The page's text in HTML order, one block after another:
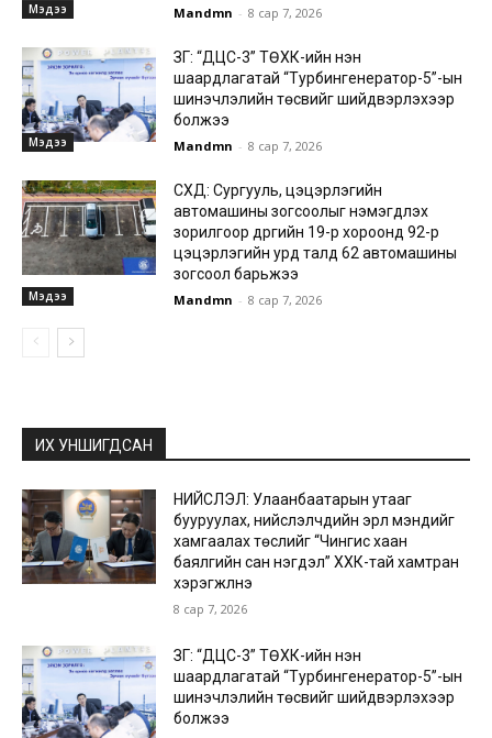
Мэдээ Mandmn - 8 сар 7, 2026
Мэдээ
ЗГ: “ДЦС-3” ТӨХК-ийн нэн
шаардлагатай “Турбингенератор-5”-ын
шинэчлэлийн төсвийг шийдвэрлэхээр
болжээ
Mandmn - 8 сар 7, 2026
Мэдээ
СХД: Сургууль, цэцэрлэгийн
автомашины зогсоолыг нэмэгдүүлэх
зорилгоор дүүргийн 19-р хороонд 92-р
цэцэрлэгийн урд талд 62 автомашины
зогсоол барьжээ
Mandmn - 8 сар 7, 2026
ИХ УНШИГДСАН
НИЙСЛЭЛ: Улаанбаатарын утааг
бууруулах, нийслэлчүүдийн эрүүл мэндийг
хамгаалах төслийг “Чингис хаан
баялгийн сан нэгдэл” ХХК-тай хамтран
хэрэгжүүлнэ
8 сар 7, 2026
ЗГ: “ДЦС-3” ТӨХК-ийн нэн
шаардлагатай “Турбингенератор-5”-ын
шинэчлэлийн төсвийг шийдвэрлэхээр
болжээ